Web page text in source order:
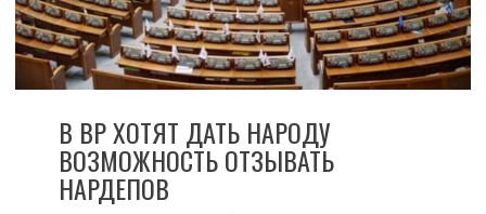
В ВР ХОТЯТ ДАТЬ НАРОДУ
ВОЗМОЖНОСТЬ ОТЗЫВАТЬ
НАРДЕПОВ